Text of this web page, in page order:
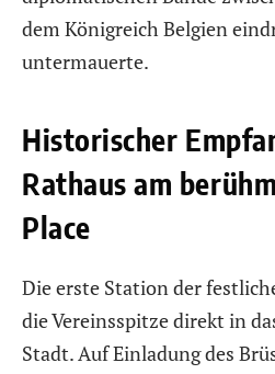
dem Königreich Belgien
untermauerte.
Historischer
Rathaus am
Place
Die erste Station der
die Vereinsspitze direkt in
Stadt. Auf Einladung des